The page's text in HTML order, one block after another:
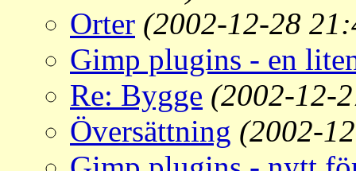
Orter (2002-12-28
Gimp plugins - en
Re: Bygge (2002-12-
Översättning (2002-